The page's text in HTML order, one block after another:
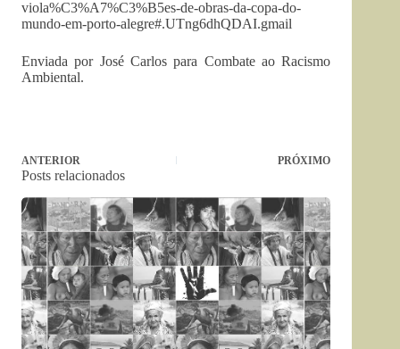
viola%C3%A7%C3%B5es-de-obras-da-copa-do-
mundo-em-porto-alegre#.UTng6dhQDAI.gmail
Enviada por José Carlos para Combate ao Racismo
Ambiental.
ANTERIOR PRÓXIMO
Posts relacionados